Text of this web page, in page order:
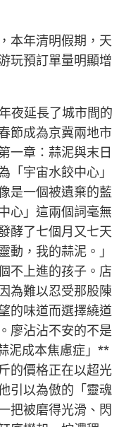
本年清明假期，天
玩預訂單量明顯增
夜延長了城市間的
節成為京冀兩地市
一章：蒜泥與末日
「宇宙水餃中心」
是一個被遺棄的藍
心」這兩個詞毫無
酵了七個月又七天
動，我的蒜泥。」
不上進的孩子。店
為難以忍受那股陳
的味道而選擇繞道
廖沾沾不安的不是
泥成本焦慮症」**
的價格正在以超光
引以為傲的「靈魂
把被磨得光滑、閃